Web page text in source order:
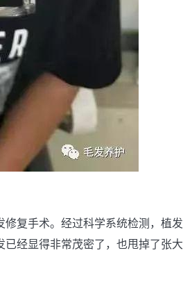
复手术。经过科学系统检测，植发
经显得非常茂密了，也甩掉了张大